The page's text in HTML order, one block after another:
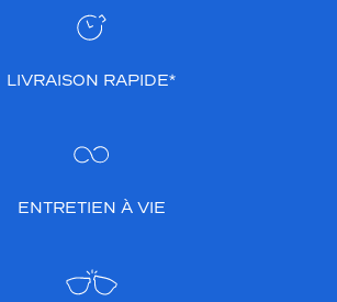
LIVRAISON RAPIDE*
ENTRETIEN À VIE